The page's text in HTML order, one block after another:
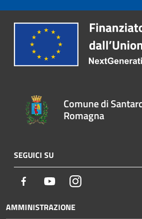
Comune di
Romagna
SEGUICI SU
Facebook YoutubeInstagram
AMMINISTRAZIONE